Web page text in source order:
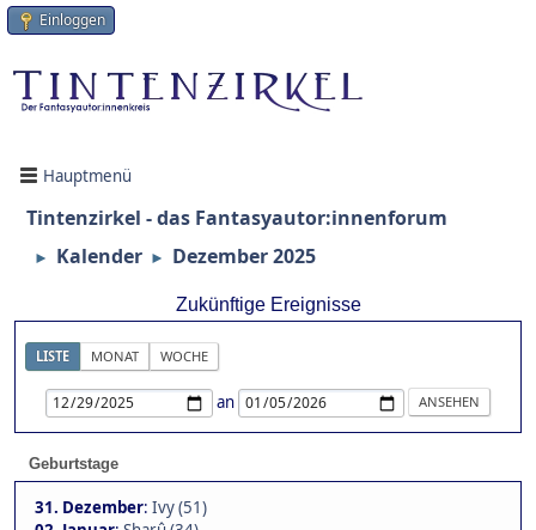
Einloggen
Hauptmenü
Tintenzirkel - das Fantasyautor:innenforum
► Kalender ► Dezember 2025
Zukünftige Ereignisse
LISTE MONAT WOCHE
an
Geburtstage
31. Dezember: Ivy (51)